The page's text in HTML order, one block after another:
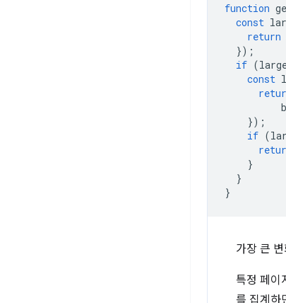
function
const
return
});
if (
const
b
});
if (
}
}
}
가장 큰
특정 페이
를 집계하